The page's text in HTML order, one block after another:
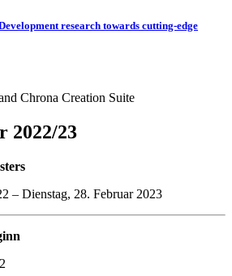
research towards cutting-edge
Chrona Creation Suite
2022/23
– Dienstag, 28. Februar 2023